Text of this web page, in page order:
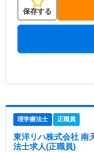
保存する
理学療法士 正職員
東洋リハ株式会社 南
法士求人(正職員)